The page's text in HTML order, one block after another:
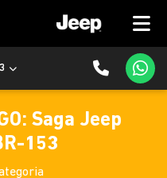
Saga Jeep
153